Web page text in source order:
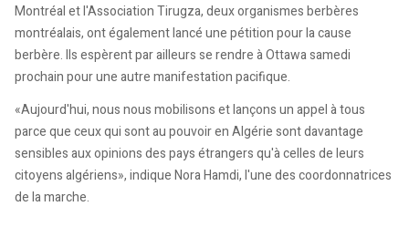
Montréal et l'Association Tirugza, deux organismes berbères
montréalais, ont également lancé une pétition pour la cause
berbère. Ils espèrent par ailleurs se rendre à Ottawa samedi
prochain pour une autre manifestation pacifique.
«Aujourd'hui, nous nous mobilisons et lançons un appel à tous
parce que ceux qui sont au pouvoir en Algérie sont davantage
sensibles aux opinions des pays étrangers qu'à celles de leurs
citoyens algériens», indique Nora Hamdi, l'une des coordonnatrices
de la marche.